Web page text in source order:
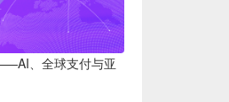
、全球支付与亚